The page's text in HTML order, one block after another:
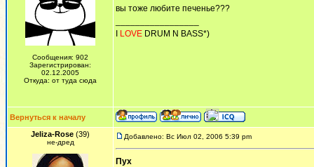
Сообщения: 902
Зарегистрирован:
02.12.2005
Откуда: от туда сюда
вы тоже любите печенье???
LOVE DRUM N BASS*)
Вернуться к началу
Jeliza-Rose (39)
не-дред
Добавлено: Вс Июл 02, 2006 5:39 pm
Пух